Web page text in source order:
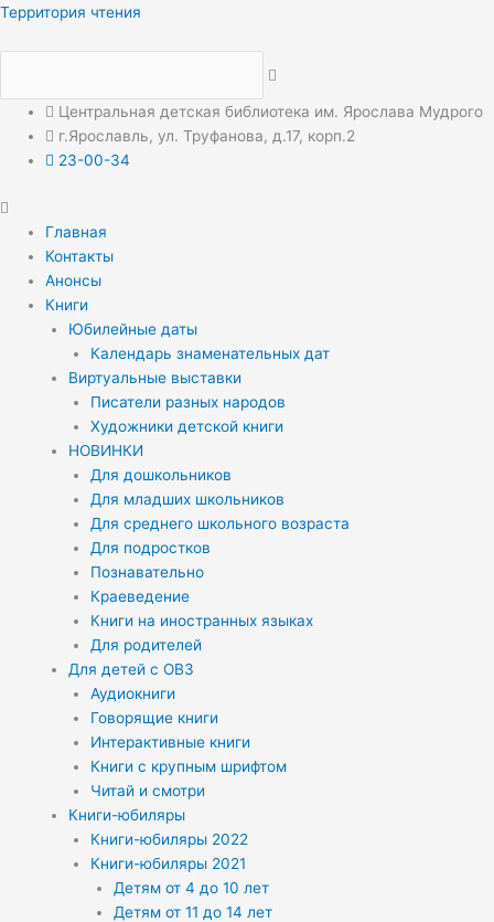
Перейти
Территория чтения
Центральная детская библиотека им. Ярослава Мудрого
г.Ярославль, ул. Труфанова, д.17, корп.2
23-00-34
Меню
Главная
Контакты
Анонсы
Книги
Юбилейные даты
Календарь знаменательных дат
Виртуальные выставки
Писатели разных народов
Художники детской книги
НОВИНКИ
Для дошкольников
Для младших школьников
Для среднего школьного возраста
Для подростков
Познавательно
Краеведение
Книги на иностранных языках
Для родителей
Для детей с ОВЗ
Аудиокниги
Говорящие книги
Интерактивные книги
Книги с крупным шрифтом
Читай и смотри
Книги-юбиляры
Книги-юбиляры 2022
Книги-юбиляры 2021
Детям от 4 до 10 лет
Детям от 11 до 14 лет
Меню